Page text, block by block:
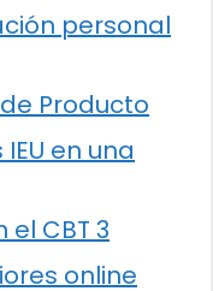
personal
Producto
en una
CBT 3
online